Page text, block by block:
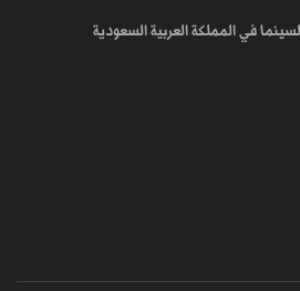
في المملكة العربية السعودية